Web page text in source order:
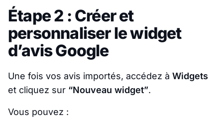
Étape 2 : Créer et
personnaliser le widget
d’avis Google
Une fois vos avis importés, accédez à Widgets
et cliquez sur “Nouveau widget”.
Vous pouvez :